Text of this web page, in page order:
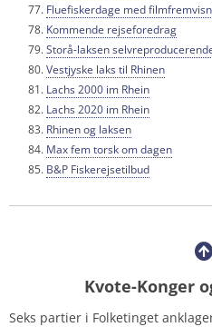
Fluefiskerdage med
Kommende rejseforedrag
Storå-laksen
Vestjyske laks til Rhinen
Lachs 2000 im Rhein
Lachs 2020 im Rhein
Rhinen og laksen
Max fem torsk om dagen
B&P Fiskerejsetilbud
Kvote-Konger
Seks partier i Folketinget